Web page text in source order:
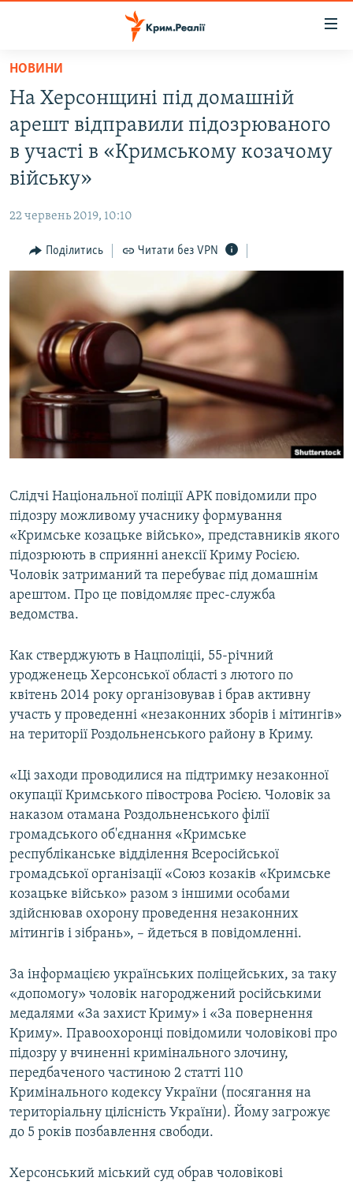
Перейти
основного
матеріалу
Перейти
до
основної
Перейти
пошуку
ВОДА.КРИМ
ВІДЕО ТА ФОТО
ПОЛІТИКА
ПОГЛЯД
ІНТЕРВ'Ю
СПЕЦПРОЕКТИ
ДЕПОРТАЦІЯ
ВІДЕОУРОКИ «ELIFBE»
СВІДЧЕННЯ ОКУПАЦІЇ
УКРАЇНСЬКА ПРОБЛЕМА КРИМУ
ІНФОГРАФІКА
ЯК ОБІЙТИ БЛОКУВАННЯ
Русский
Qırımtatar
ДОЛУЧАЙСЯ!
Усі сайти RFE/RL
НОВИНИ
На Херсонщині під домашній
арешт відправили підозрюваного
в участі в «Кримському козачому
війську»
22 червень 2019, 10:10
Поділитись Читати без VPN
Слідчі Національної поліції АРК повідомили про
підозру можливому учаснику формування
«Кримське козацьке військо», представників якого
підозрюють в сприянні анексії Криму Росією.
Чоловік затриманий та перебуває під домашнім
арештом. Про це повідомляє прес-служба
ведомства.
Как стверджують в Нацполіціі, 55-річний
уродженець Херсонської області з лютого по
квітень 2014 року організовував і брав активну
участь у проведенні «незаконних зборів і мітингів»
на території Роздольненського району в Криму.
«Ці заходи проводилися на підтримку незаконної
окупації Кримського півострова Росією. Чоловік за
наказом отамана Роздольненського філії
громадського об'єднання «Кримське
республіканське відділення Всеросійської
громадської організації «Союз козаків «Кримське
козацьке військо» разом з іншими особами
здійснював охорону проведення незаконних
мітингів і зібрань», – йдеться в повідомленні.
За інформацією українських поліцейських, за таку
«допомогу» чоловік нагороджений російськими
медалями «За захист Криму» і «За повернення
Криму». Правоохоронці повідомили чоловікові про
підозру у вчиненні кримінального злочину,
передбаченого частиною 2 статті 110
Кримінального кодексу України (посягання на
територіальну цілісність України). Йому загрожує
до 5 років позбавлення свободи.
Херсонський міський суд обрав чоловікові